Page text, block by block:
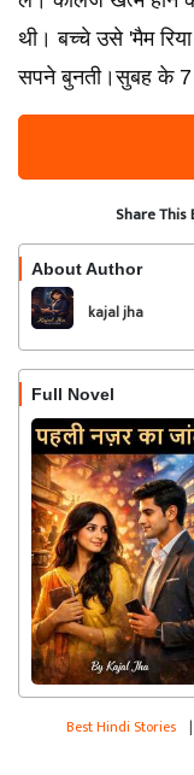
थी। बच्चे उसे 'मैम
सपने बुनती।सुबह के 7
Share This
About Author
kajal jha
Full Novel
Best Hindi Stories |